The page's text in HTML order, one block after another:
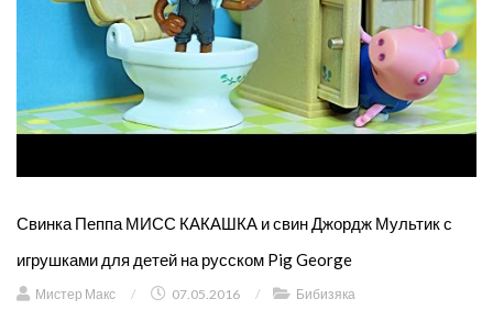
Свинка Пеппа МИСС КАКАШКА и свин Джордж Мультик с
игрушками для детей на русском Pig George
Мистер Макс / 07.05.2016 / Бибизяка